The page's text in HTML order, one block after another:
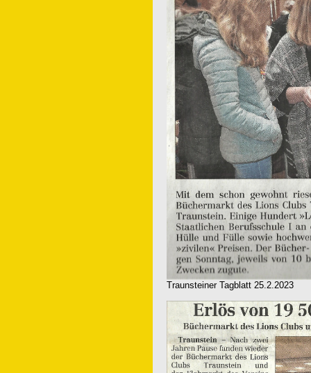
Traunsteiner Tagblatt 25.2.2023